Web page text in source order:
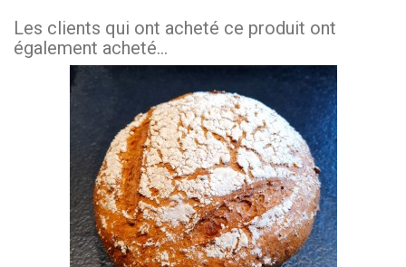
Les clients qui ont acheté ce produit ont
également acheté...